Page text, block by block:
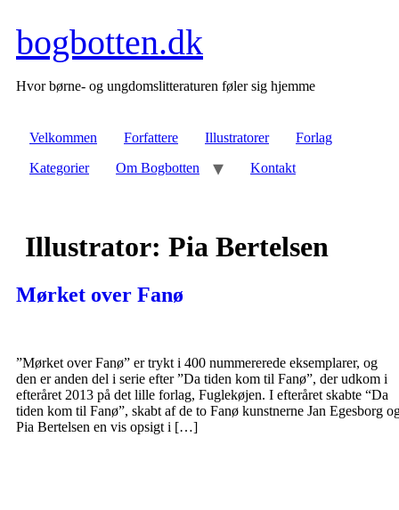
til
indhold
bogbotten.dk
Hvor børne- og ungdomslitteraturen føler sig hjemme
Velkommen Forfattere Illustratorer
Forlag
Kategorier
Om Bogbotten Kontakt
Illustrator: Pia Bertelsen
Mørket over Fanø
”Mørket over Fanø” er trykt i 400 nummererede eksemplarer, og
den er anden del i serie efter ”Da tiden kom til Fanø”, der udkom i
efteråret 2013 på det lille forlag, Fuglekøjen. I efteråret skabte “Da
tiden kom til Fanø”, skabt af de to Fanø kunstnerne Jan Egesborg
Pia Bertelsen en vis opsigt i […]